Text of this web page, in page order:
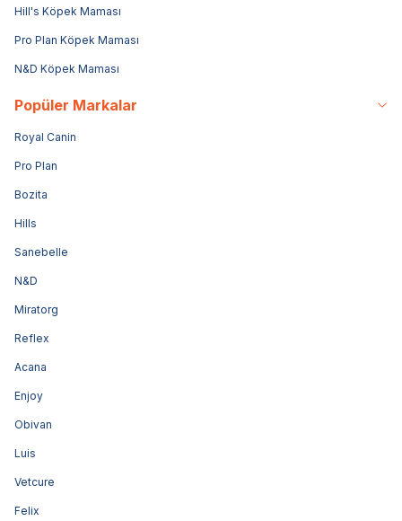
Hill's Köpek Maması
Pro Plan Köpek Maması
N&D Köpek Maması
Popüler Markalar
Royal Canin
Pro Plan
Bozita
Hills
Sanebelle
N&D
Miratorg
Reflex
Acana
Enjoy
Obivan
Luis
Vetcure
Felix